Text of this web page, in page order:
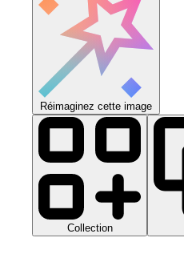
Réimaginez cette image
Collection